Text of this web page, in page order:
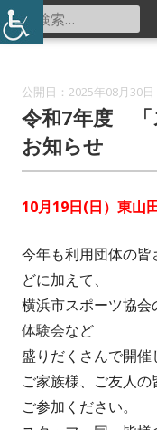
コ
ン
東
メ
検
索:
2025年08月30日
令和7年度 「
お知らせ
10月19日(日）東山
今年も利用団体の
どに加えて、
横浜市スポーツ協会
体験会など
盛りだくさんで開催
ご家族様、ご友人
ご参加ください。